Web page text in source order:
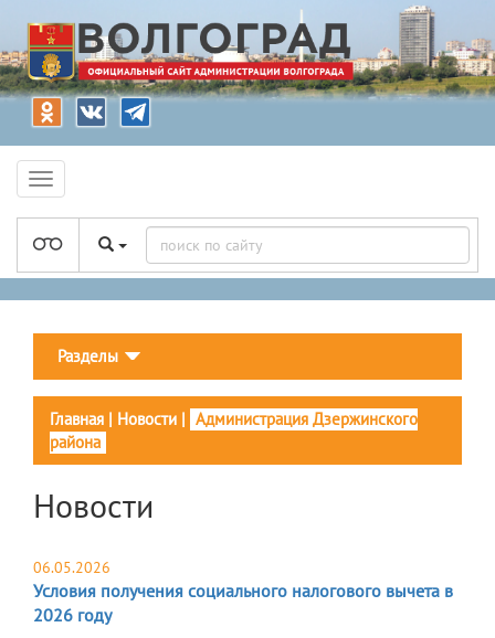
Разделы
Главная | Новости | Администрация Дзержинского
района
Новости
06.05.2026
Условия получения социального налогового вычета в
2026 году